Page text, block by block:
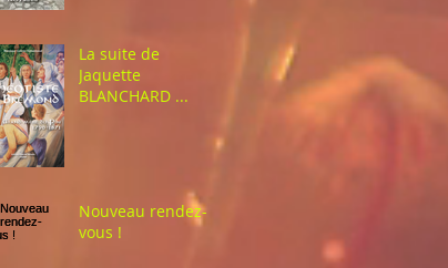
La suite de
Jaquette
BLANCHARD ...
Nouveau rendez-
vous !